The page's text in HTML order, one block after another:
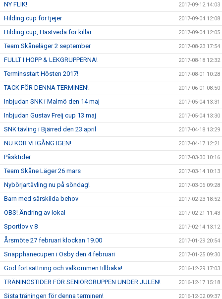
NY FLIK! 2017-09-12 14:03
Hilding cup för tjejer 2017-09-04 12:08
Hilding cup, Hästveda för killar 2017-09-04 12:05
Team Skåneläger 2 september 2017-08-23 17:54
FULLT I HOPP & LEKGRUPPERNA! 2017-08-18 12:32
Terminsstart Hösten 2017! 2017-08-01 10:28
TACK FÖR DENNA TERMINEN! 2017-06-01 08:50
Inbjudan SNK i Malmö den 14 maj 2017-05-04 13:31
Inbjudan Gustav Freij cup 13 maj 2017-05-04 13:30
SNK tävling i Bjärred den 23 april 2017-04-18 13:29
NU KÖR VI IGÅNG IGEN! 2017-04-17 12:21
Påsktider 2017-03-30 10:16
Team Skåne Läger 26 mars 2017-03-14 10:13
Nybörjartävling nu på söndag! 2017-03-06 09:28
Barn med särskilda behov 2017-02-23 18:52
OBS! Ändring av lokal 2017-02-21 11:43
Sportlov v 8 2017-02-14 13:12
Årsmöte 27 februari klockan 19.00 2017-01-29 20:54
Snapphanecupen i Osby den 4 februari 2017-01-25 09:30
God fortsättning och välkommen tillbaka! 2016-12-29 17:03
TRÄNINGSTIDER FÖR SENIORGRUPPEN UNDER JULEN! 2016-12-17 15:18
Sista träningen för denna terminen! 2016-12-02 09:37